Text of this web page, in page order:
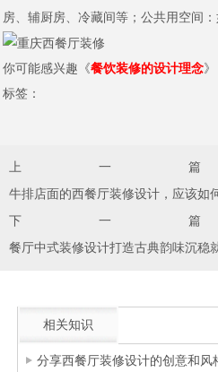
房、辅厨房、冷藏间等；公共用空间
你可能感兴趣《餐饮装修的设计理念》
标签：
上一
牛排店面的西餐厅装修设计，应该如
下一
餐厅中式装修设计打造古典韵味沉稳
相关知识
分享西餐厅装修设计的创意和风